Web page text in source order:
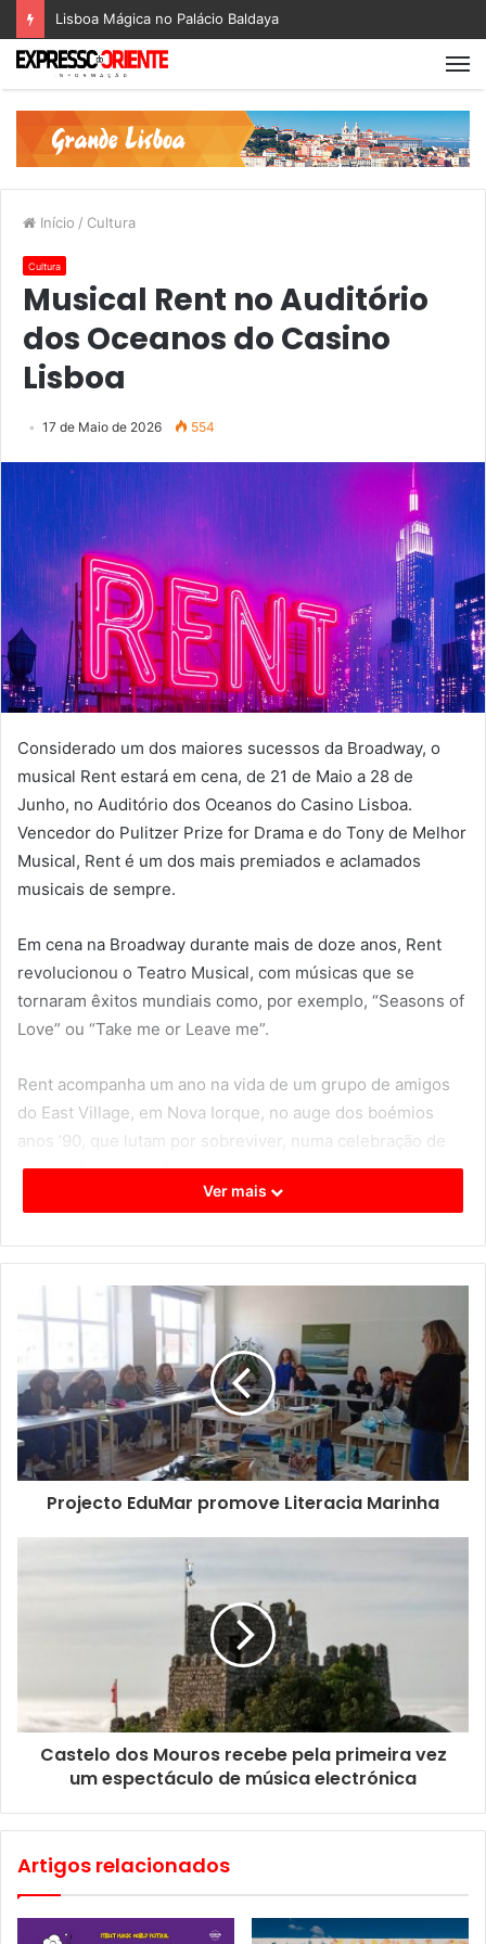
Lisboa Mágica no Palácio Baldaya
Início / Cultura
Cultura
Musical Rent no Auditório
dos Oceanos do Casino
Lisboa
17 de Maio de 2026 554
Considerado um dos maiores sucessos da Broadway, o
musical Rent estará em cena, de 21 de Maio a 28 de
Junho, no Auditório dos Oceanos do Casino Lisboa.
Vencedor do Pulitzer Prize for Drama e do Tony de Melhor
Musical, Rent é um dos mais premiados e aclamados
musicais de sempre.
Em cena na Broadway durante mais de doze anos, Rent
revolucionou o Teatro Musical, com músicas que se
tornaram êxitos mundiais como, por exemplo, “Seasons of
Love” ou “Take me or Leave me”.
Rent acompanha um ano na vida de um grupo de amigos
do East Village, em Nova Iorque, no auge dos boémios
anos ’90, que lutam por sobreviver, numa celebração de
amor e de superação.
de Puccini, destacando a importância de aproveitar o
tempo com aqueles que se amam. O seu autor, Jonathan
Larson, faleceu tragicamente antes da estreia, não tendo
assistido ao maior sucesso da sua carreira.
A versão portuguesa desta produção imperdível conta
com um elenco nacional de luxo e a colaboração inédita do
encenador original, o multipremiado Michael Greif.
Espectáculo cantado e interpretado integralmente em
português.
Ficha Técnica:
Ver mais
Projecto EduMar promove Literacia Marinha
Castelo dos Mouros recebe pela primeira vez
um espectáculo de música electrónica
Artigos relacionados